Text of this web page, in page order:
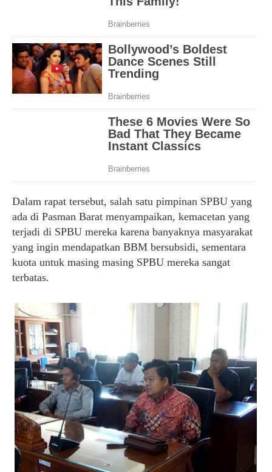
Dalam rapat tersebut, salah satu pimpinan SPBU yang
ada di Pasman Barat menyampaikan, kemacetan yang
terjadi di SPBU mereka karena banyaknya masyarakat
yang ingin mendapatkan BBM bersubsidi, sementara
kuota untuk masing masing SPBU mereka sangat
terbatas.